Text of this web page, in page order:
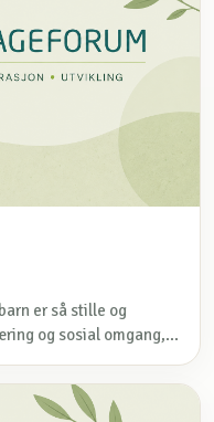
er så stille og
og sosial omgang,...